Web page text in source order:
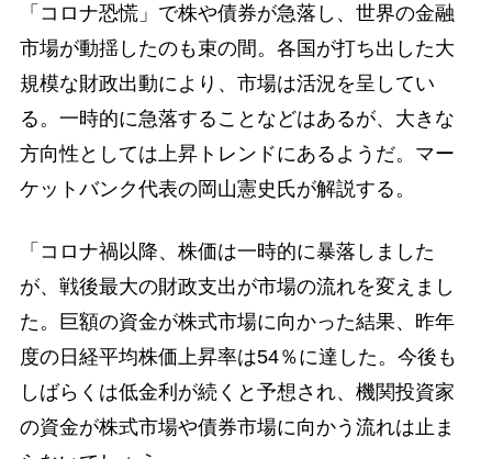
「コロナ恐慌」で株や債券が急落し、世界の金融
市場が動揺したのも束の間。各国が打ち出した大
規模な財政出動により、市場は活況を呈してい
る。一時的に急落することなどはあるが、大きな
方向性としては上昇トレンドにあるようだ。マー
ケットバンク代表の岡山憲史氏が解説する。
「コロナ禍以降、株価は一時的に暴落しました
が、戦後最大の財政支出が市場の流れを変えまし
た。巨額の資金が株式市場に向かった結果、昨年
度の日経平均株価上昇率は54％に達した。今後も
しばらくは低金利が続くと予想され、機関投資家
の資金が株式市場や債券市場に向かう流れは止ま